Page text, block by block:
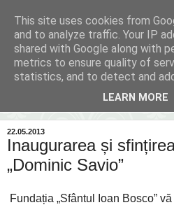
Inima Bacăului
Din inima Bacăului...spre inima
22.05.2013
Inaugurarea și
„Dominic Savio”
Fundația „Sfântul Ioan Bosco”
This site uses cookies from
and to analyze traffic. Your IP
shared with Google along with
metrics to ensure quality of
statistics, and to detect and
LEARN MORE